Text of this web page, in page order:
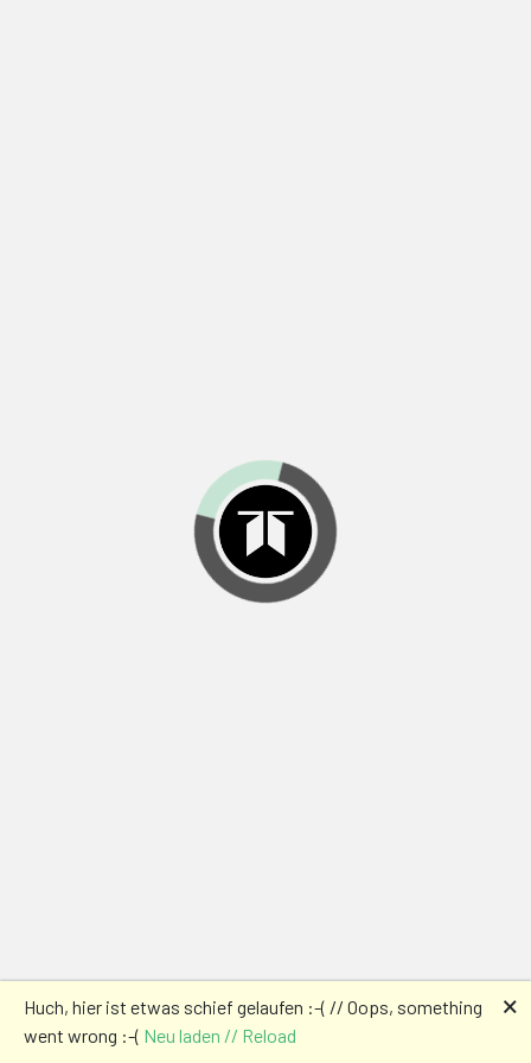
Huch, hier ist etwas schief gelaufen :-( // Oops, something
went wrong :-( Neu laden // Reload
🗙